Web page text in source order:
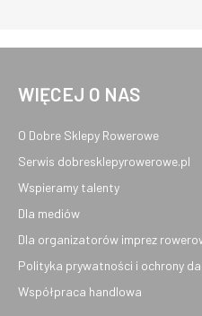
WIĘCEJ O NAS
O Dobre Sklepy Rowerowe
Serwis dobresklepyrowerowe.pl
Wspieramy talenty
Dla mediów
Dla organizatorów imprez
Polityka prywatności i ochrony
Współpraca handlowa